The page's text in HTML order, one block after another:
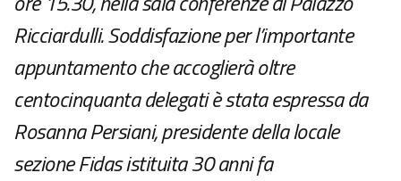
Ricciardulli. Soddisfazione per l’importante
appuntamento che accoglierà oltre
centocinquanta delegati è stata espressa da
Rosanna Persiani, presidente della locale
sezione Fidas istituita 30 anni fa